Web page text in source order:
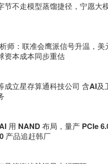
节不走模型蒸馏捷径，宁愿大
师：联准会鹰派信号升温，美
资本成本同步重估
成立星存算通科技公司 含AI及
用 NAND 布局，量产 PCIe
产品追赶韩厂